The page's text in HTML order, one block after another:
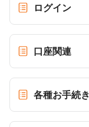
ログイン
口座関連
各種お手続き